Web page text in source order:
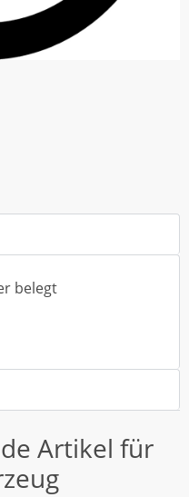
belegt
Artikel für